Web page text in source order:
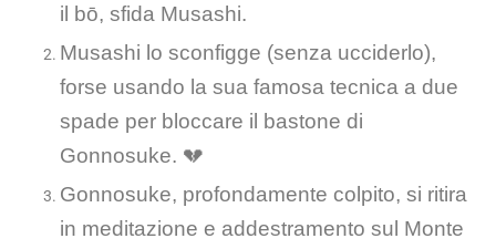
il bō, sfida Musashi.
Musashi lo sconfigge (senza ucciderlo),
forse usando la sua famosa tecnica a due
spade per bloccare il bastone di
Gonnosuke. 💔
Gonnosuke, profondamente colpito, si ritira
in meditazione e addestramento sul Monte